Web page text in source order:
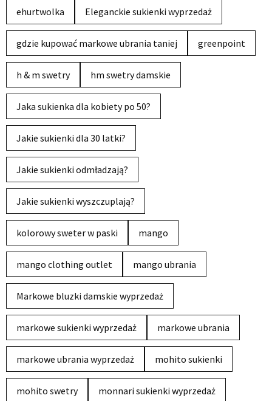
ehurtwolka Eleganckie sukienki wyprzedaż
gdzie kupować markowe ubrania taniej greenpoint
h & m swetry hm swetry damskie
Jaka sukienka dla kobiety po 50?
Jakie sukienki dla 30 latki?
Jakie sukienki odmładzają?
Jakie sukienki wyszczuplają?
kolorowy sweter w paski mango
mango clothing outlet mango ubrania
Markowe bluzki damskie wyprzedaż
markowe sukienki wyprzedaż markowe ubrania
markowe ubrania wyprzedaż mohito sukienki
mohito swetry monnari sukienki wyprzedaż